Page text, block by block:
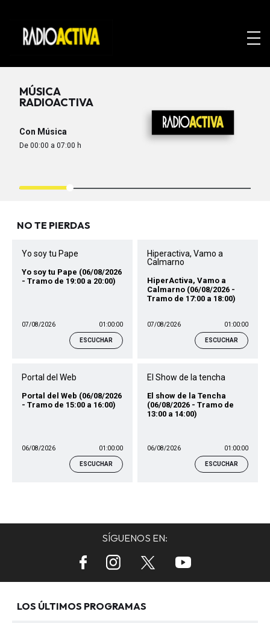
MÚSICA
RADIOACTIVA
Con Música
De 00:00 a 07:00 h
NO TE PIERDAS
Yo soy tu Pape
Yo soy tu Pape (06/08/2026
- Tramo de 19:00 a 20:00)
07/08/2026 01:00:00
ESCUCHAR
Hiperactiva, Vamo a
Calmarno
HiperActiva, Vamo a
Calmarno (06/08/2026 -
Tramo de 17:00 a 18:00)
07/08/2026 01:00:00
ESCUCHAR
Portal del Web
Portal del Web (06/08/2026
- Tramo de 15:00 a 16:00)
06/08/2026 01:00:00
ESCUCHAR
El Show de la tencha
El show de la Tencha
(06/08/2026 - Tramo de
13:00 a 14:00)
06/08/2026 01:00:00
ESCUCHAR
SÍGUENOS EN:
LOS ÚLTIMOS PROGRAMAS